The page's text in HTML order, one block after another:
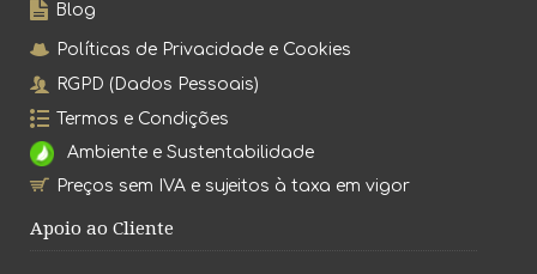
Blog
Políticas de Privacidade e Cookies
RGPD (Dados Pessoais)
Termos e Condições
Ambiente e Sustentabilidade
Preços sem IVA e sujeitos à taxa em vigor
Apoio ao Cliente